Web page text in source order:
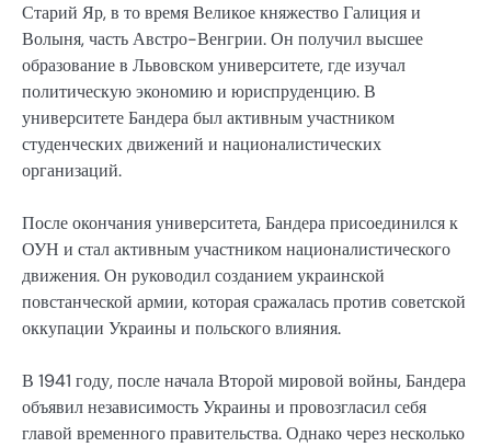
Старий Яр, в то время Великое княжество Галиция и
Волыня, часть Австро-Венгрии. Он получил высшее
образование в Львовском университете, где изучал
политическую экономию и юриспруденцию. В
университете Бандера был активным участником
студенческих движений и националистических
организаций.
После окончания университета, Бандера присоединился к
ОУН и стал активным участником националистического
движения. Он руководил созданием украинской
повстанческой армии, которая сражалась против советской
оккупации Украины и польского влияния.
В 1941 году, после начала Второй мировой войны, Бандера
объявил независимость Украины и провозгласил себя
главой временного правительства. Однако через несколько